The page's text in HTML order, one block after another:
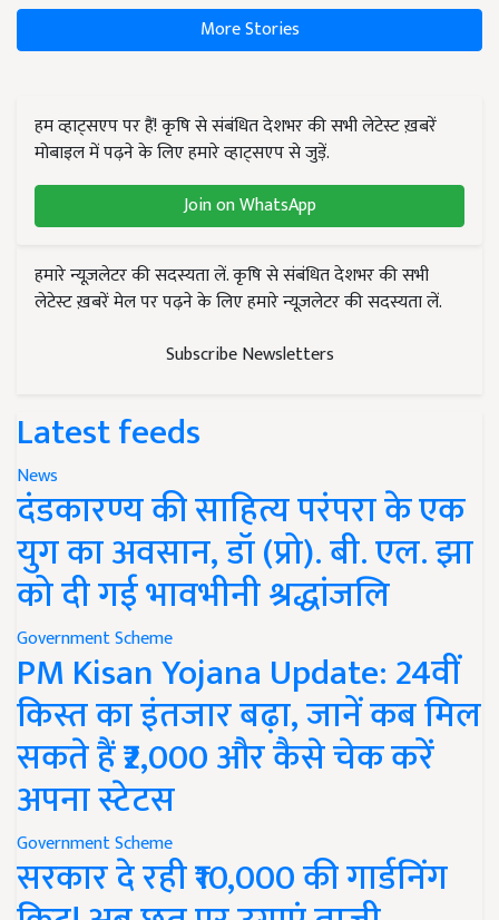
More Stories
हम व्हाट्सएप पर हैं! कृषि से संबंधित देशभर की सभी लेटेस्ट ख़बरें
मोबाइल में पढ़ने के लिए हमारे व्हाट्सएप से जुड़ें.
Join on WhatsApp
हमारे न्यूज़लेटर की सदस्यता लें. कृषि से संबंधित देशभर की सभी
लेटेस्ट ख़बरें मेल पर पढ़ने के लिए हमारे न्यूज़लेटर की सदस्यता लें.
Subscribe Newsletters
Latest feeds
News
दंडकारण्य की साहित्य परंपरा के एक
युग का अवसान, डॉ (प्रो). बी. एल. झा
को दी गई भावभीनी श्रद्धांजलि
Government Scheme
PM Kisan Yojana Update: 24वीं
किस्त का इंतजार बढ़ा, जानें कब मिल
सकते हैं ₹2,000 और कैसे चेक करें
अपना स्टेटस
Government Scheme
सरकार दे रही ₹10,000 की गार्डनिंग